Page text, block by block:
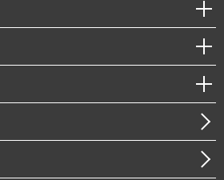
ンプライアンス）・防災（政策）